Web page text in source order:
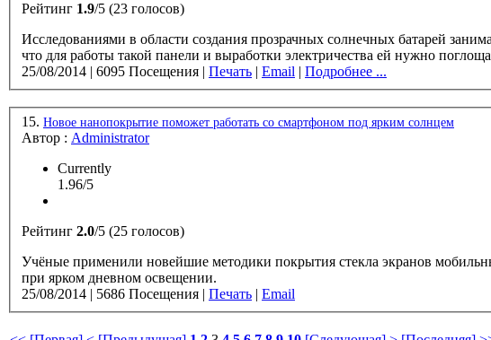
Рейтинг 1.9/5 (23 голосов)
Исследованиями в области создания прозрачных солнечных батарей
что для работы такой панели и выработки электричества ей нужно
25/08/2014 | 6095 Посещения | Печать | Email | Подробнее ...
15. Новое нанопокрытие поможет работать со смартфоном под ярким солнцем
Автор : Administrator
Currently
1.96/5
Рейтинг 2.0/5 (25 голосов)
Учёные применили новейшие методики покрытия стекла экранов
при ярком дневном освещении.
25/08/2014 | 5686 Посещения | Печать | Email